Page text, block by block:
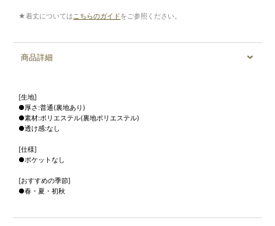
★着丈については こちらのガイドをご参照ください。
商品詳細
[生地]
●厚さ:普通(裏地あり)
●素材:ポリエステル(裏地ポリエステル)
●透け感:なし
[仕様]
●ポケットなし
[おすすめの季節]
●春・夏・初秋